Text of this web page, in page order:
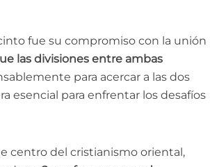
fue su compromiso con la unión
las divisiones entre ambas
para acercar a las dos
esencial para enfrentar los desafíos
centro del cristianismo oriental,